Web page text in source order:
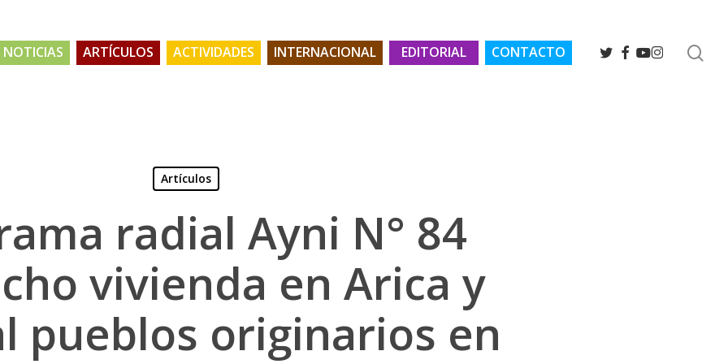
NOTICIAS ARTÍCULOS ACTIVIDADES INTERNACIONAL EDITORIAL CONTACTO TWITTER
FACEBOOK
YOUTUBE
INSTAGRAM
Artículos
radial Ayni N° 84
vivienda en Arica y
pueblos originarios en